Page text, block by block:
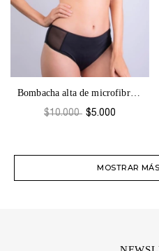
Bombacha alta de microfibra y tul Tecno-...
$10.000 $5.000
MOSTRAR